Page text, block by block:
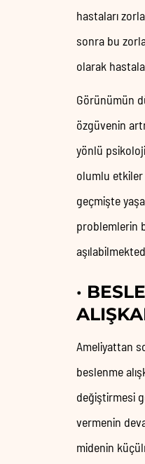
hastaları
sonra bu
olarak
Görünümün
özgüvenin
yönlü
olumlu etkiler
geçmişte
problemlerin
·
Ameliyattan
beslenme
değiştirmesi
vermenin
midenin